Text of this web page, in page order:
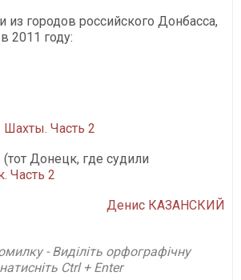
из городов российского Донбасса,
2011 году:
Шахты. Часть 2
(тот Донецк, где судили
Часть 2
Денис КАЗАНСКИЙ
- Виділіть орфографічну
Ctrl + Enter